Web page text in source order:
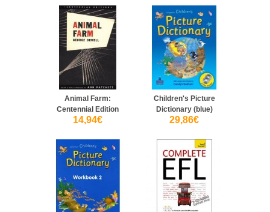
Animal Farm:
Centennial Edition
14,94€
Children's Picture
Dictionary (blue)
29,86€